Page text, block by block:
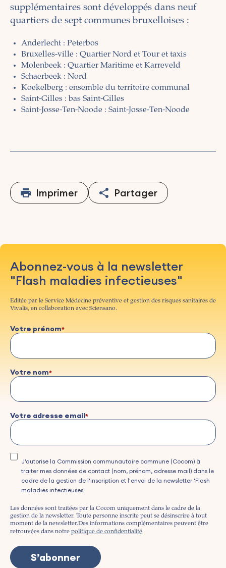
supplémentaires sont développés dans neuf
quartiers de sept communes bruxelloises :
Anderlecht : Peterbos
Bruxelles-ville : Quartier Nord et Tour et taxis
Molenbeek : Quartier Maritime et Karreveld
Schaerbeek : Nord
Koekelberg : ensemble du territoire communal
Saint-Gilles : bas Saint-Gilles
Saint-Josse-Ten-Noode : Saint-Josse-Ten-Noode
Imprimer Partager
Abonnez-vous à la newsletter
"Flash maladies infectieuses"
Editée par le Service Médecine préventive et gestion des risques sanitaires de
Vivalis, en collaboration avec Sciensano.
Votre prénom
Votre nom
Votre adresse email
J’autorise la Commission communautaire commune (Cocom) à
traiter mes données de contact (nom, prénom, adresse mail) dans le
cadre de la gestion de l'inscription et l'envoi de la newsletter 'Flash
maladies infectieuses'
Les données sont traitées par la Cocom uniquement dans le cadre de la
gestion de la newsletter. Toute personne inscrite peut se désinscrire à tout
moment de la newsletter.Des informations complémentaires peuvent être
retrouvées dans notre politique de confidentialité.